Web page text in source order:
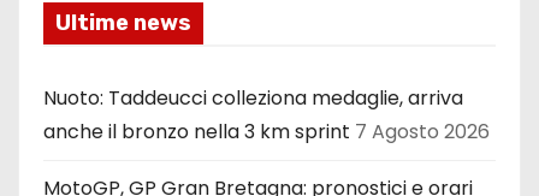
Ultime news
Nuoto: Taddeucci colleziona medaglie, arriva
anche il bronzo nella 3 km sprint 7 Agosto 2026
MotoGP, GP Gran Bretagna: pronostici e orari